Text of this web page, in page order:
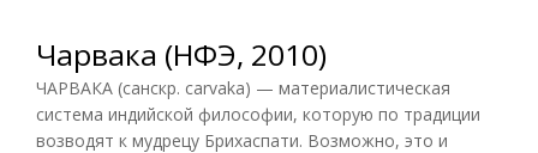
Чарвака (НФЭ, 2010)
ЧАРВАКА (санскр. carvaka) — материалистическая
система индийской философии, которую по традиции
возводят к мудрецу Брихаспати. Возможно, это и